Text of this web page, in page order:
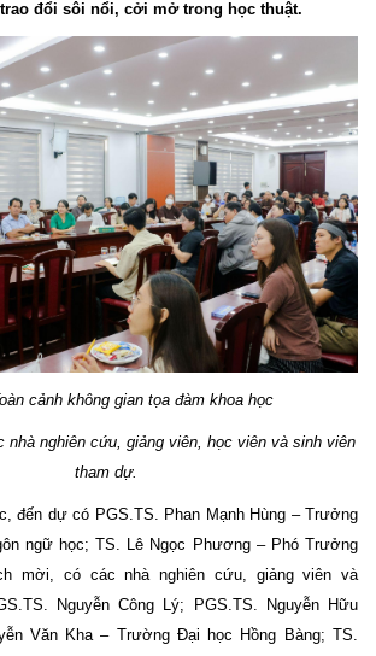
đổi sôi nổi, cởi mở trong học thuật.
cảnh không gian tọa đàm khoa học
nhà nghiên cứu, giảng viên, học viên và sinh viên
tham dự.
đến dự có PGS.TS. Phan Mạnh Hùng – Trưởng
ngữ học; TS. Lê Ngọc Phương – Phó Trưởng
mời, có các nhà nghiên cứu, giảng viên và
Nguyễn Công Lý; PGS.TS. Nguyễn Hữu
Văn Kha – Trường Đại học Hồng Bàng; TS.